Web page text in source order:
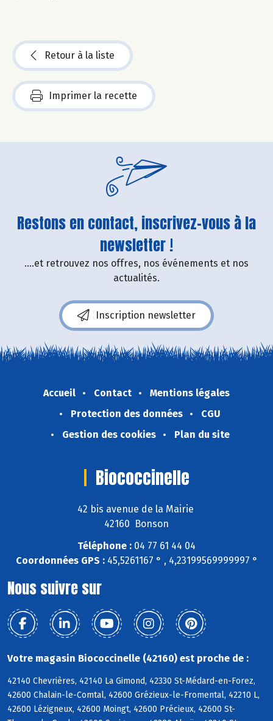
Retour à la liste
Imprimer la recette
Restons en contact, inscrivez-vous à la
newsletter !
....et retrouvez nos offres, nos événements et nos
actualités.
Inscription newsletter
Accueil Contact
Mentions légales
Protection des données
CGU
Gestion des cookies
Plan du site
Biococcinelle
42 bis avenue de la Mairie
42160 Bonson
Téléphone : 04 77 61 44 04
Coordonnées GPS :45,5261167 ° , 4,23199569999997 °
Nous suivre sur
Votre magasin Biococcinelle (42160) est proche de :
42140 Chevrières, 42140 La Gimond, 42330 St-Médard-en-Forez,
42600 Chalain-le-Comtal, 42600 Grézieux-le-Fromental, 42210 L,
42600 Lézigneux, 42600 Moingt, 42600 Précieux, 42600 St-